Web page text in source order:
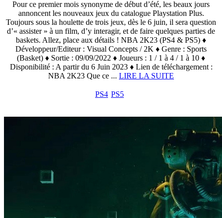
Pour ce premier mois synonyme de début d’été, les beaux jours
annoncent les nouveaux jeux du catalogue Playstation Plus.
Toujours sous la houlette de trois jeux, dès le 6 juin, il sera question
d’« assister » à un film, d’y interagir, et de faire quelques parties de
baskets. Allez, place aux détails ! NBA 2K23 (PS4 & PS5) ♦
Développeur/Editeur : Visual Concepts / 2K ♦ Genre : Sports
(Basket) ♦ Sortie : 09/09/2022 ♦ Joueurs : 1 / 1 à 4 / 1 à 10 ♦
Disponibilité : A partir du 6 Juin 2023 ♦ Lien de téléchargement :
NBA 2K23 Que ce ... LIRE LA SUITE
PS4 PS5